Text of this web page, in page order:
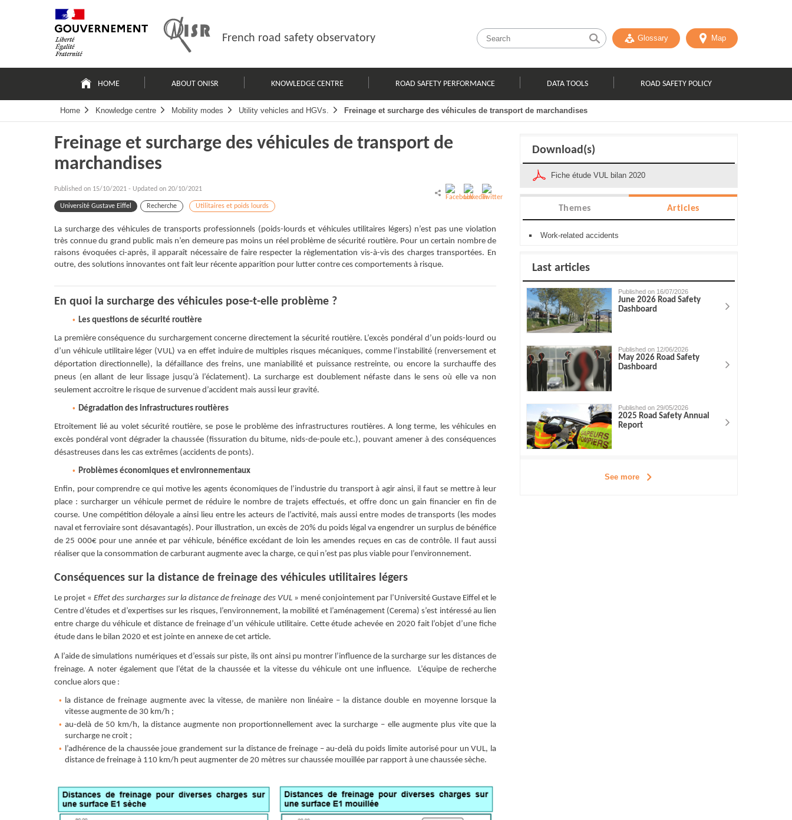
French road safety observatory Glossary Map
principale
HOME ABOUT ONISR KNOWLEDGE CENTRE ROAD SAFETY PERFORMANCE DATA TOOLS ROAD SAFETY POLICY
Home Knowledge centre Mobility modes Utility vehicles and HGVs. Freinage et surcharge des véhicules de transport de marchandises
Freinage et surcharge des véhicules de transport de
marchandises
Published on 15/10/2021 - Updated on 20/10/2021
Université Gustave Eiffel Recherche Utilitaires et poids lourds
La surcharge des véhicules de transports professionnels (poids-lourds et véhicules utilitaires légers) n’est pas une violation
très connue du grand public mais n’en demeure pas moins un réel problème de sécurité routière. Pour un certain nombre de
raisons évoquées ci-après, il apparaît nécessaire de faire respecter la règlementation vis-à-vis des charges transportées. En
outre, des solutions innovantes ont fait leur récente apparition pour lutter contre ces comportements à risque.
En quoi la surcharge des véhicules pose-t-elle problème ?
Les questions de sécurité routière
La première conséquence du surchargement concerne directement la sécurité routière. L’excès pondéral d’un poids-lourd ou
d’un véhicule utilitaire léger (VUL) va en effet induire de multiples risques mécaniques, comme l’instabilité (renversement et
déportation directionnelle), la défaillance des freins, une maniabilité et puissance restreinte, ou encore la surchauffe des
pneus (en allant de leur lissage jusqu’à l’éclatement). La surcharge est doublement néfaste dans le sens où elle va non
seulement accroitre le risque de survenue d’accident mais aussi leur gravité.
Dégradation des infrastructures routières
Etroitement lié au volet sécurité routière, se pose le problème des infrastructures routières. A long terme, les véhicules en
excès pondéral vont dégrader la chaussée (fissuration du bitume, nids-de-poule etc.), pouvant amener à des conséquences
désastreuses dans les cas extrêmes (accidents de ponts).
Problèmes économiques et environnementaux
Enfin, pour comprendre ce qui motive les agents économiques de l’industrie du transport à agir ainsi, il faut se mettre à leur
place : surcharger un véhicule permet de réduire le nombre de trajets effectués, et offre donc un gain financier en fin de
course. Une compétition déloyale a ainsi lieu entre les acteurs de l’activité, mais aussi entre modes de transports (les modes
naval et ferroviaire sont désavantagés). Pour illustration, un excès de 20% du poids légal va engendrer un surplus de bénéfice
de 25 000€ pour une année et par véhicule, bénéfice excédant de loin les amendes reçues en cas de contrôle. Il faut aussi
réaliser que la consommation de carburant augmente avec la charge, ce qui n’est pas plus viable pour l’environnement.
Conséquences sur la distance de freinage des véhicules utilitaires légers
Le projet «Effet des surcharges sur la distance de freinage des VUL» mené conjointement par l’Université Gustave Eiffel et le
Centre d’études et d’expertises sur les risques, l’environnement, la mobilité et l’aménagement (Cerema) s’est intéressé au lien
entre charge du véhicule et distance de freinage d’un véhicule utilitaire. Cette étude achevée en 2020 fait l’objet d’une fiche
étude dans le bilan 2020 et est jointe en annexe de cet article.
A l’aide de simulations numériques et d’essais sur piste, ils ont ainsi pu montrer l’influence de la surcharge sur les distances de
freinage. A noter également que l’état de la chaussée et la vitesse du véhicule ont une influence. L’équipe de recherche
conclue alors que :
la distance de freinage augmente avec la vitesse, de manière non linéaire – la distance double en moyenne lorsque la
vitesse augmente de 30 km/h ;
au-delà de 50 km/h, la distance augmente non proportionnellement avec la surcharge – elle augmente plus vite que la
surcharge ne croit ;
l’adhérence de la chaussée joue grandement sur la distance de freinage – au-delà du poids limite autorisé pour un VUL, la
distance de freinage à 110 km/h peut augmenter de 20 mètres sur chaussée mouillée par rapport à une chaussée sèche.
Download(s)
Fiche étude VUL bilan 2020
Themes Articles
Work-related accidents
Last articles
Published on 16/07/2026
June 2026 Road Safety
Dashboard
Published on 12/06/2026
May 2026 Road Safety
Dashboard
Published on 29/05/2026
2025 Road Safety Annual
Report
See more